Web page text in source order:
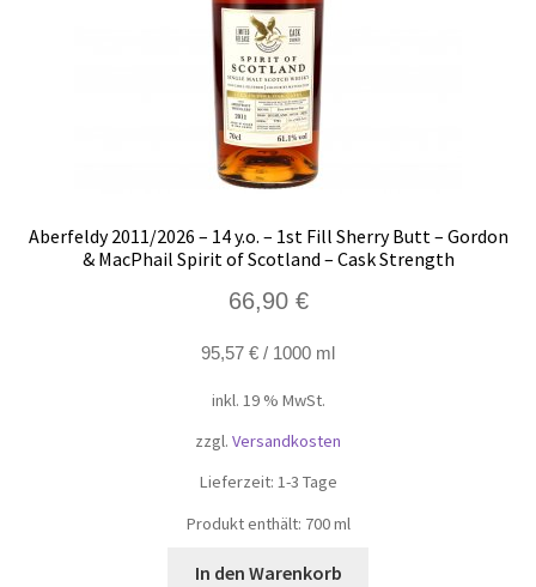
Aberfeldy 2011/2026 – 14 y.o. – 1st Fill Sherry Butt – Gordon
& MacPhail Spirit of Scotland – Cask Strength
66,90 €
95,57 € / 1000 ml
inkl. 19 % MwSt.
zzgl. Versandkosten
Lieferzeit: 1-3 Tage
Produkt enthält: 700ml
In den Warenkorb